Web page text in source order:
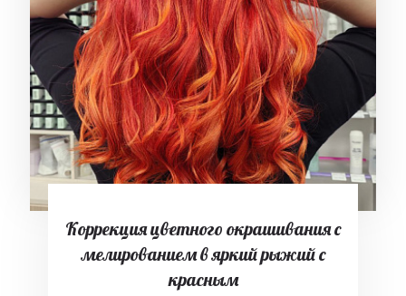
Коррекция цветного окрашивания с
мелированием в яркий рыжий с
красным